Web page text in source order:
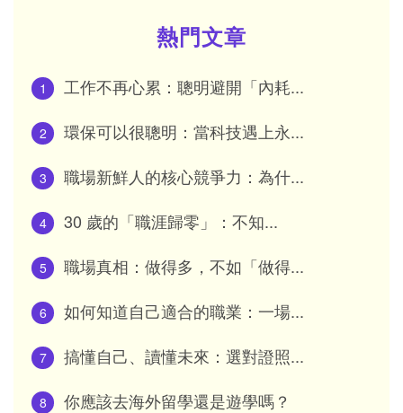
熱門文章
1 工作不再心累：聰明避開「內耗...
2 環保可以很聰明：當科技遇上永...
3 職場新鮮人的核心競爭力：為什...
4 30 歲的「職涯歸零」：不知...
5 職場真相：做得多，不如「做得...
6 如何知道自己適合的職業：一場...
7 搞懂自己、讀懂未來：選對證照...
8 你應該去海外留學還是遊學嗎？